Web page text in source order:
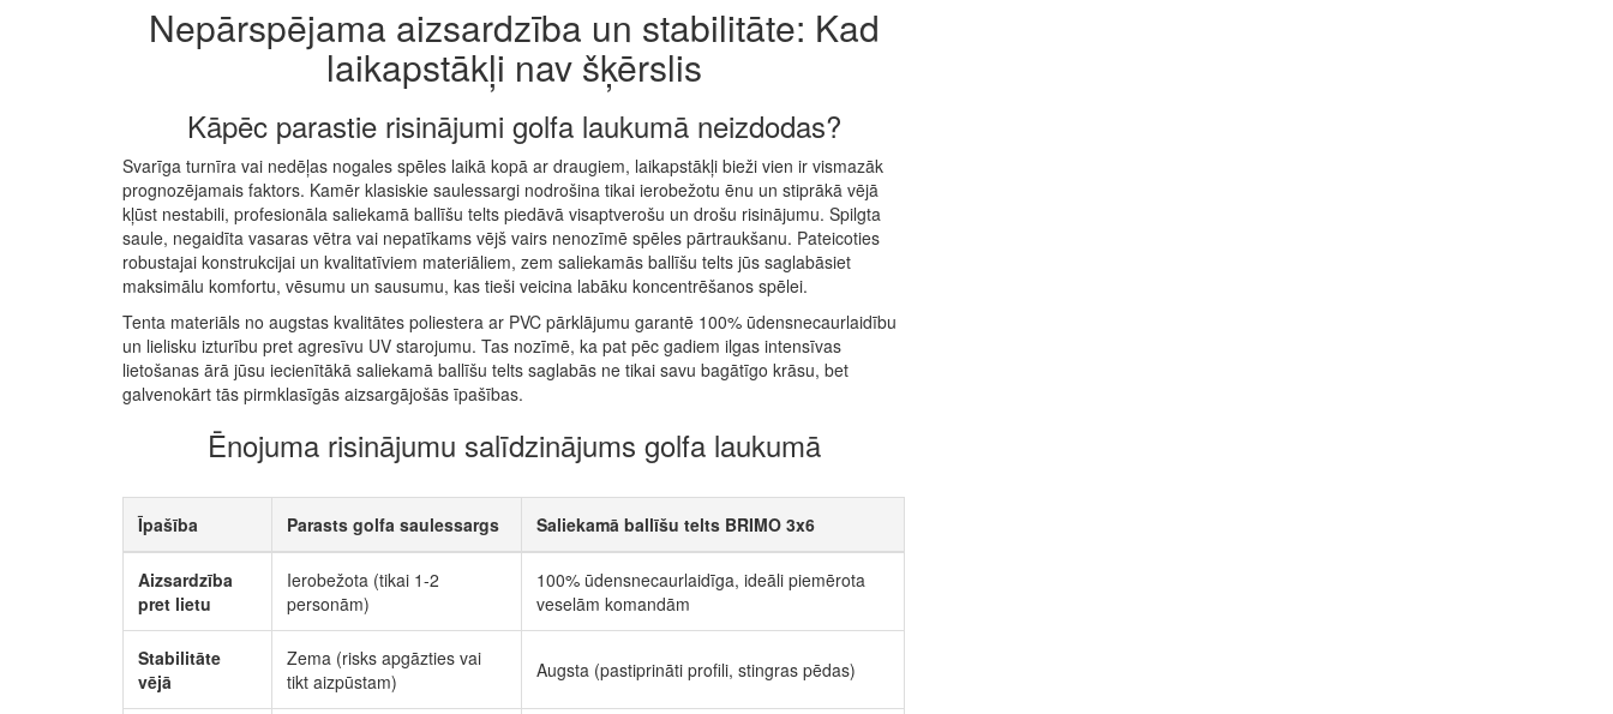
Nepārspējama aizsardzība un stabilitāte: Kad
laikapstākļi nav šķērslis
Kāpēc parastie risinājumi golfa laukumā neizdodas?
Svarīga turnīra vai nedēļas nogales spēles laikā kopā ar draugiem, laikapstākļi bieži vien ir vismazāk
prognozējamais faktors. Kamēr klasiskie saulessargi nodrošina tikai ierobežotu ēnu un stiprākā vējā
kļūst nestabili, profesionāla saliekamā ballīšu telts piedāvā visaptverošu un drošu risinājumu. Spilgta
saule, negaidīta vasaras vētra vai nepatīkams vējš vairs nenozīmē spēles pārtraukšanu. Pateicoties
robustajai konstrukcijai un kvalitatīviem materiāliem, zem saliekamās ballīšu telts jūs saglabāsiet
maksimālu komfortu, vēsumu un sausumu, kas tieši veicina labāku koncentrēšanos spēlei.
Tenta materiāls no augstas kvalitātes poliestera ar PVC pārklājumu garantē 100% ūdensnecaurlaidību
un lielisku izturību pret agresīvu UV starojumu. Tas nozīmē, ka pat pēc gadiem ilgas intensīvas
lietošanas ārā jūsu iecienītākā saliekamā ballīšu telts saglabās ne tikai savu bagātīgo krāsu, bet
galvenokārt tās pirmklasīgās aizsargājošās īpašības.
Ēnojuma risinājumu salīdzinājums golfa laukumā
Īpašība Parasts golfa saulessargs Saliekamā ballīšu telts BRIMO 3x6
Aizsardzība
pret lietu
Ierobežota (tikai 1-2
personām)
100% ūdensnecaurlaidīga, ideāli piemērota
veselām komandām
Stabilitāte
vējā
Zema (risks apgāzties vai
tikt aizpūstam)
Augsta (pastiprināti profili, stingras pēdas)